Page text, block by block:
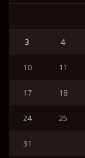
3 4
10 11
17 18
24 25
31